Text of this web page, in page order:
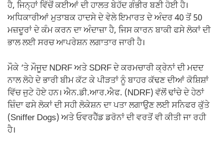
ਹੈ, ਜਿਨ੍ਹਾਂ ਵਿੱਚੋਂ ਕਈਆਂ ਦੀ ਹਾਲਤ ਬੇਹੱਦ ਗੰਭੀਰ ਬਣੀ ਹੋਈ ਹੈ।
ਅਧਿਕਾਰੀਆਂ ਮੁਤਾਬਕ ਹਾਦਸੇ ਦੇ ਵੇਲੇ ਇਮਾਰਤ ਦੇ ਅੰਦਰ 40 ਤੋਂ 50
ਮਜ਼ਦੂਰਾਂ ਦੇ ਕੰਮ ਕਰਨ ਦਾ ਅੰਦਾਜ਼ਾ ਹੈ, ਜਿਸ ਕਾਰਨ ਬਾਕੀ ਫਸੇ ਲੋਕਾਂ ਦੀ
ਭਾਲ ਲਈ ਸਰਚ ਆਪਰੇਸ਼ਨ ਲਗਾਤਾਰ ਜਾਰੀ ਹੈ।
ਮੌਕੇ ‘ਤੇ ਮੌਜੂਦ NDRF ਅਤੇ SDRF ਦੇ ਕਰਮਚਾਰੀ ਕ੍ਰੇਨਾਂ ਦੀ ਮਦਦ
ਨਾਲ ਲੋਹੇ ਦੇ ਭਾਰੀ ਬੀਮ ਕੱਟ ਕੇ ਪੀੜਤਾਂ ਨੂੰ ਬਾਹਰ ਕੱਢਣ ਦੀਆਂ ਕੋਸ਼ਿਸ਼ਾਂ
ਵਿੱਚ ਜੁਟੇ ਹੋਏ ਹਨ। ਐਨ.ਡੀ.ਆਰ.ਐਫ. (NDRF) ਵੱਲੋਂ ਢਾਂਚੇ ਦੇ ਹੇਠਾਂ
ਜ਼ਿੰਦਾ ਫਸੇ ਲੋਕਾਂ ਦੀ ਸਹੀ ਲੋਕੇਸ਼ਨ ਦਾ ਪਤਾ ਲਗਾਉਣ ਲਈ ਸਨਿਫਰ ਕੁੱਤੇ
(Sniffer Dogs) ਅਤੇ ਓਵਰਹੈੱਡ ਡਰੋਨਾਂ ਦੀ ਵਰਤੋਂ ਵੀ ਕੀਤੀ ਜਾ ਰਹੀ
ਹੈ।